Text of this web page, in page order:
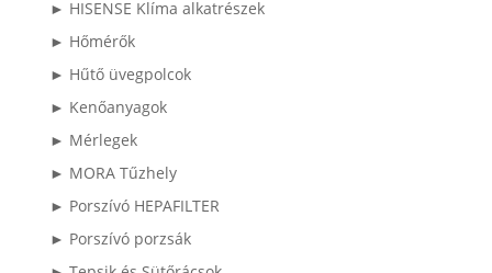
► HISENSE Klíma alkatrészek
► Hőmérők
► Hűtő üvegpolcok
► Kenőanyagok
► Mérlegek
► MORA Tűzhely
► Porszívó HEPAFILTER
► Porszívó porzsák